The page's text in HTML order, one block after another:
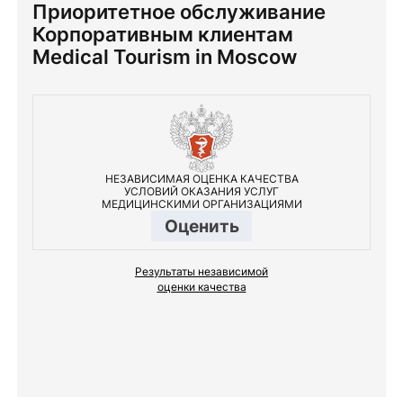
Приоритетное обслуживание
Корпоративным клиентам
Medical Tourism in Moscow
НЕЗАВИСИМАЯ ОЦЕНКА КАЧЕСТВА
УСЛОВИЙ ОКАЗАНИЯ УСЛУГ
МЕДИЦИНСКИМИ ОРГАНИЗАЦИЯМИ
Оценить
Результаты независимой
оценки качества